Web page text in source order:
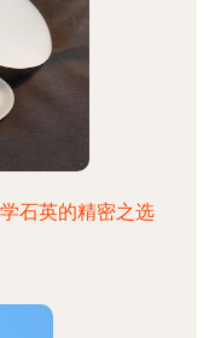
石英的精密之选